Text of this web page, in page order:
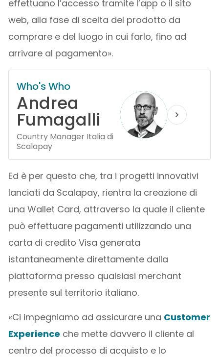
effettuano l’accesso tramite l’app o il sito
web, alla fase di scelta del prodotto da
comprare e del luogo in cui farlo, fino ad
arrivare al pagamento».
Who's Who
Andrea
Fumagalli
Country Manager Italia di
Scalapay
Ed è per questo che, tra i progetti innovativi
lanciati da Scalapay, rientra la creazione di
una Wallet Card, attraverso la quale il cliente
può effettuare pagamenti utilizzando una
carta di credito Visa generata
istantaneamente direttamente dalla
piattaforma presso qualsiasi merchant
presente sul territorio italiano.
«Ci impegniamo ad assicurare una Customer
Experience che mette davvero il cliente al
centro del processo di acquisto e lo